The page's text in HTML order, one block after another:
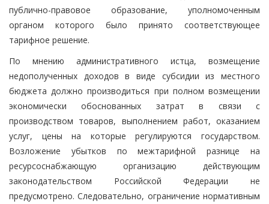
публично-правовое образование, уполномоченным
органом которого было принято соответствующее
тарифное решение.
По мнению административного истца, возмещение
недополученных доходов в виде субсидии из местного
бюджета должно производиться при полном возмещении
экономически обоснованных затрат в связи с
производством товаров, выполнением работ, оказанием
услуг, цены на которые регулируются государством.
Возложение убытков по межтарифной разнице на
ресурсоснабжающую организацию действующим
законодательством Российской Федерации не
предусмотрено. Следовательно, ограничение нормативным